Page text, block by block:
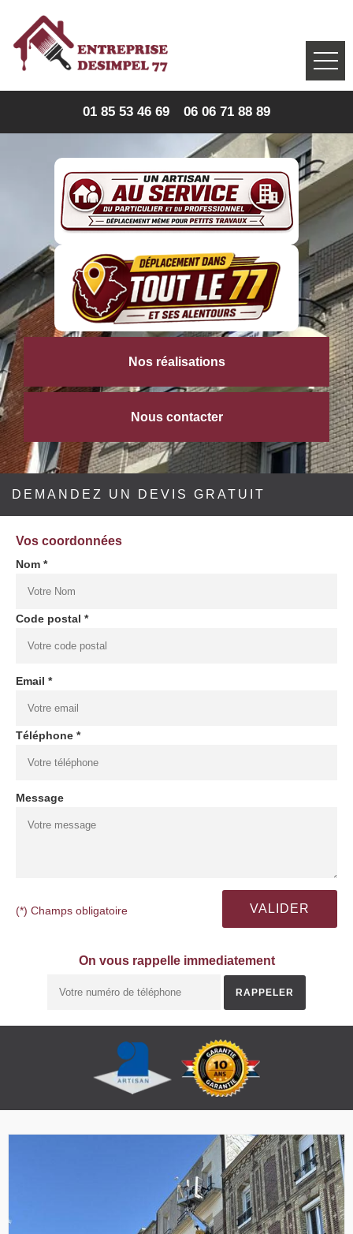
01 85 53 46 69 06 06 71 88 89
Nos réalisations
Nous contacter
DEMANDEZ UN DEVIS GRATUIT
Vos coordonnées
Nom *
Code postal *
Email *
Téléphone *
Message
(*) Champs obligatoire
On vous rappelle immediatement